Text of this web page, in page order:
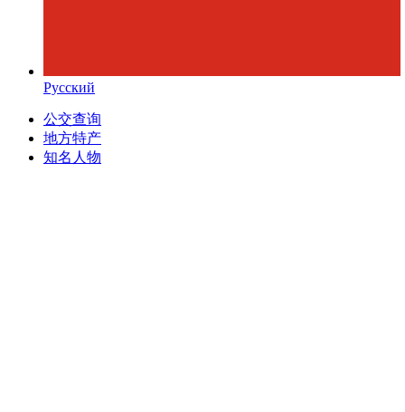
Русский
公交查询
地方特产
知名人物